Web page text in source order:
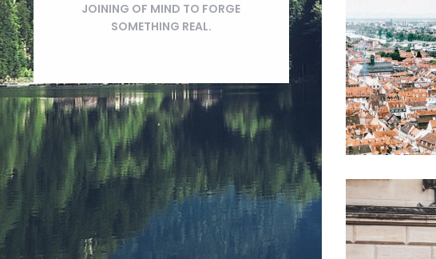
JOINING OF MIND TO FORGE
SOMETHING REAL.